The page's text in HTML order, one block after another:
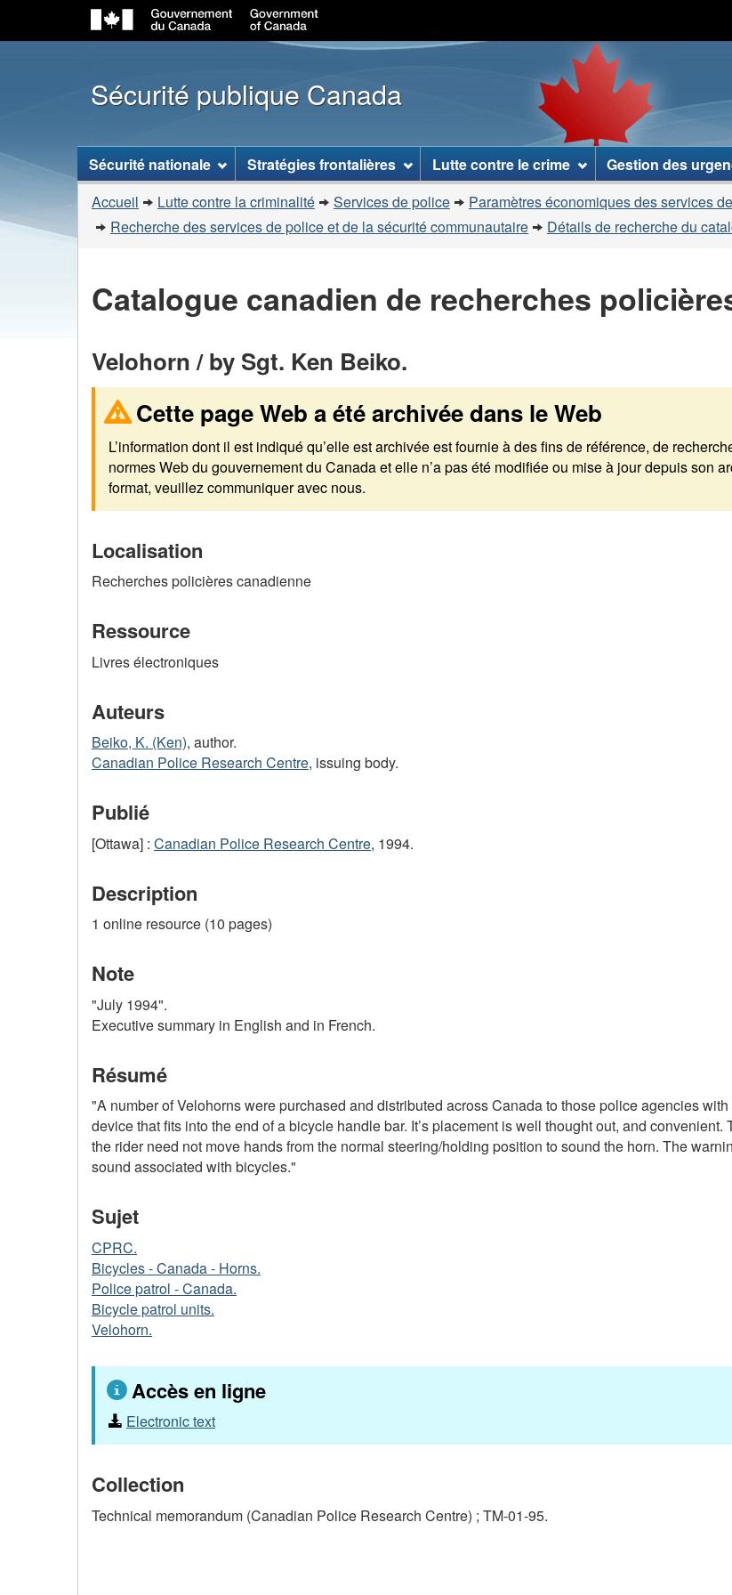
au
contenu
principal
à
«
propos
ce
site
»
à
la
version
simplifiée
Sécurité publique Canada
Menu
des
sujets
Sécurité nationale Stratégies frontalières Lutte contre le crime Gestion des
Vous
êtes
Accueil Lutte contre la criminalité Services de police
Paramètres économiques des services
Recherche des services de police et de la sécurité communautaire
Détails de recherche du
Catalogue canadien de recherches
Velohorn / by Sgt. Ken Beiko.
Cette page Web a été archivée dans le Web
L’information dont il est indiqué qu’elle est archivée est fournie à des fins de référence, de
normes Web du gouvernement du Canada et elle n’a pas été modifiée ou mise à jour depuis son
format, veuillez communiquer avec nous.
Localisation
Recherches policières canadienne
Ressource
Livres électroniques
Auteurs
Beiko, K. (Ken), author.
Canadian Police Research Centre, issuing body.
Publié
[Ottawa] : Canadian Police Research Centre, 1994.
Description
1 online resource (10 pages)
Note
"July 1994".
Executive summary in English and in French.
Résumé
"A number of Velohorns were purchased and distributed across Canada to those police agencies
device that fits into the end of a bicycle handle bar. It’s placement is well thought out, and
the rider need not move hands from the normal steering/holding position to sound the horn. The
sound associated with bicycles."
Sujet
CPRC.
Bicycles - Canada - Horns.
Police patrol - Canada.
Bicycle patrol units.
Velohorn.
Accès en ligne
Electronic text
Collection
Technical memorandum (Canadian Police Research Centre) ; TM-01-95.